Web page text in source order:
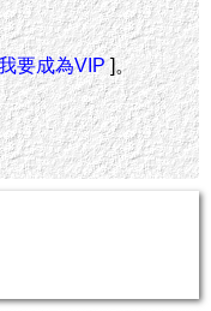
要成為VIP]。